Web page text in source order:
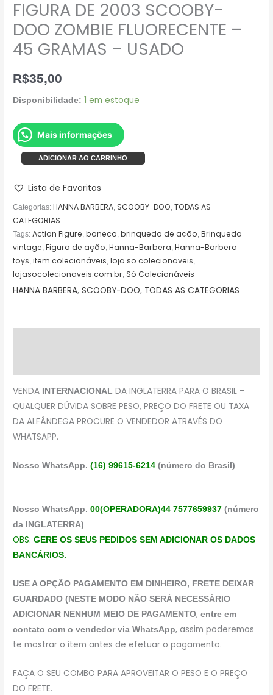
FIGURA DE 2003 SCOOBY-
DOO ZOMBIE FLUORECENTE –
45 GRAMAS – USADO
R$35,00
Disponibilidade: 1 em estoque
Mais informações
ADICIONAR AO CARRINHO
Lista de Favoritos
Categorias:HANNA BARBERA ,SCOOBY-DOO ,TODAS AS
CATEGORIAS
Tags: Action Figure ,boneco ,brinquedo de ação ,Brinquedo
vintage ,Figura de ação ,Hanna-Barbera ,Hanna-Barbera
toys ,item colecionáveis ,loja so colecionaveis
lojasocolecionaveis.com.br ,Só Colecionáveis
HANNA BARBERA,SCOOBY-DOO, TODAS AS CATEGORIAS
VENDA INTERNACIONAL DA INGLATERRA PARA O BRASIL –
QUALQUER DÚVIDA SOBRE PESO, PREÇO DO FRETE OU TAXA
DA ALFÂNDEGA PROCURE O VENDEDOR ATRAVÉS DO
WHATSAPP.
Nosso WhatsApp.(16) 99615-6214 (número do Brasil)
Nosso WhatsApp.00(OPERADORA)44 7577659937 (número
da INGLATERRA)
OBS:GERE OS SEUS PEDIDOS SEM ADICIONAR OS DADOS
BANCÁRIOS.
USE A OPÇÃO PAGAMENTO EM DINHEIRO, FRETE DEIXAR
GUARDADO (NESTE MODO NÃO SERÁ NECESSÁRIO
ADICIONAR NENHUM MEIO DE PAGAMENTO,entre em
contato com o vendedor via WhatsApp, assim poderemos
te mostrar o item antes de efetuar o pagamento.
FAÇA O SEU COMBO PARA APROVEITAR O PESO E O PREÇO
DO FRETE.